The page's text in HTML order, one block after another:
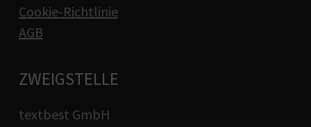
Cookie-Richtlinie
AGB
ZWEIGSTELLE
textbest GmbH